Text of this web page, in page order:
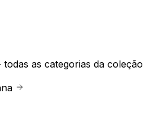
todas as categorias da coleção